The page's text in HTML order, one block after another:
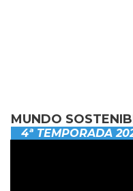
MUNDO
4ª TEMPORADA